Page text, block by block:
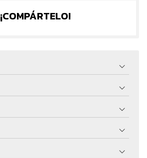
¡COMPÁRTELO!